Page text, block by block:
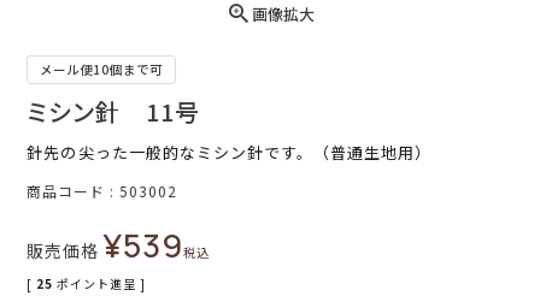
画像拡大
メール便10個まで可
ミシン針 11号
針先の尖った一般的なミシン針です。（普通生地用）
商品コード 503002
販売価格 ¥539税込
[ 25 ポイント進呈 ]